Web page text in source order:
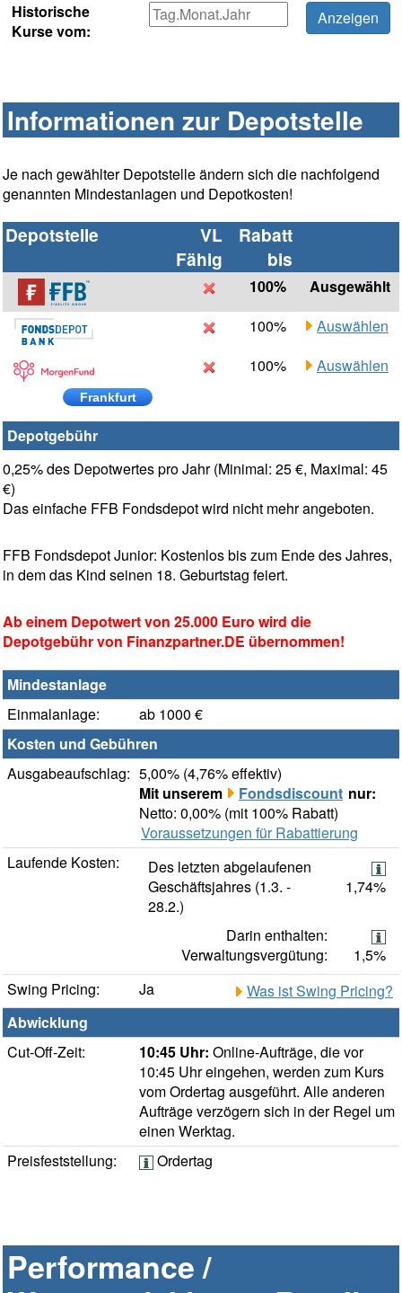
Historische
Kurse vom:
Informationen zur Depotstelle
Je nach gewählter Depotstelle ändern sich die nachfolgend
genannten Mindestanlagen und Depotkosten!
Depotstelle
VL
Fähig
Rabatt
bis
100%
Ausgewählt
100%
Auswählen
Frankfurt
100% Auswählen
Depotgebühr
0,25% des Depotwertes pro Jahr (Minimal: 25 €, Maximal: 45
€)
Das einfache FFB Fondsdepot wird nicht mehr angeboten.
FFB Fondsdepot Junior: Kostenlos bis zum Ende des Jahres,
in dem das Kind seinen 18. Geburtstag feiert.
Ab einem Depotwert von 25.000 Euro wird die
Depotgebühr von Finanzpartner.DE übernommen!
Mindestanlage
Einmalanlage:
ab 1000 €
Kosten und Gebühren
Ausgabeaufschlag: 5,00% (4,76% effektiv)
Mit unserem
Fondsdiscount nur:
Netto: 0,00% (mit 100% Rabatt)
Voraussetzungen für Rabattierung
Laufende Kosten:
Des letzten abgelaufenen
Geschäftsjahres (1.3. -
28.2.)
1,74%
Darin enthalten:
Verwaltungsvergütung:
1,5%
Swing Pricing:
Ja
Was ist Swing Pricing?
Abwicklung
Cut-Off-Zeit:
10:45 Uhr: Online-Aufträge, die vor
10:45 Uhr eingehen, werden zum Kurs
vom Ordertag ausgeführt. Alle anderen
Aufträge verzögern sich in der Regel um
einen Werktag.
Preisfeststellung:
Ordertag
Performance /